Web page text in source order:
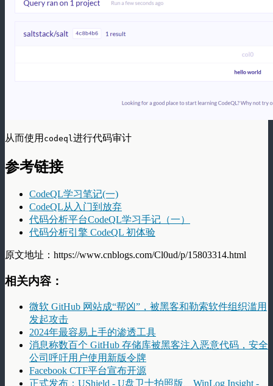
从而使用 codeql 进行代码审计
参考链接
CodeQL学习笔记(一)
CodeQL从入门到放弃
代码分析平台CodeQL学习手记（一）
代码分析引擎 CodeQL 初体验
原文地址：https://www.cnblogs.com/Cl0ud/p/15803314.html
相关内容：
微软 GitHub 网站成“帮凶”，被黑客和勒索软件组织滥用
发起攻击
2024年最容易上手的渗透工具
消息称数百个 GitHub 存储库被黑客注入恶意代码，安全
公司呼吁用户使用新版令牌
Facebook CTF平台宣布开源
正式发布：UShield - U盘卫士拍照版、WinLog Insight -